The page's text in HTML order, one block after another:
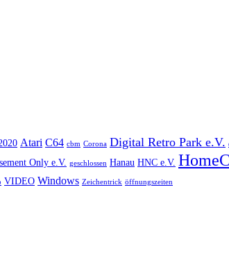
Atari C64 cbm Corona Digital Retro Park e.V.
Only e.V. geschlossen Hanau HNC e.V.
VIDEO Windows Zeichentrick öffnungszeiten